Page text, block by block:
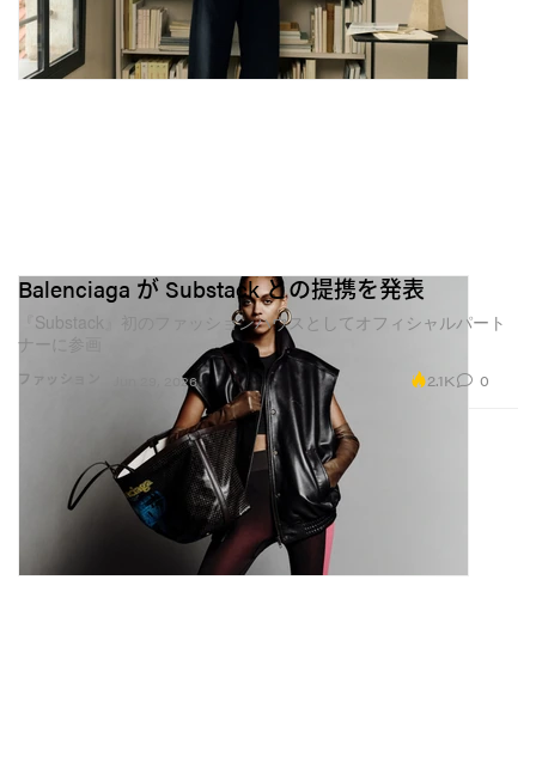
『Fashion Files』の“OFTV”（OnlyFansの無料ストリー
ミングプラットフォーム）のエピソードにも登場し、
て語るのに、多くのソーシャルプラットフォームはク
リエイターに、アルゴリズムやモデレーションポリシ
ーと絶えず駆け引きすることを強いているのです」。
『OnlyFans』とファッションのこれからについて尋ね
ると、ヌイッチは「これはまだ始まりに過ぎないと思
います」と答える。さらに「ラグジュアリーブランド
は今、単にリーチ数を追いかけるのではなく、コミュ
ニティと直接的な関係を築ける場所を求めるようにな
っています。ファッションは“拡声器的な大量発信”では
ファッション
Balenciaga が Substack との提携を発表
『Substack』初のファッションハウスとしてオフィシャルパート
ナーに参画
Jun 29, 2026 2.1K 0